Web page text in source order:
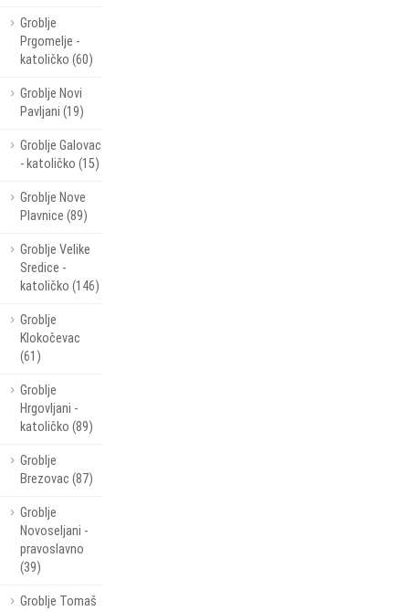
Groblje
Prgomelje -
katoličko (60)
Groblje Novi
Pavljani (19)
Groblje Galovac
- katoličko (15)
Groblje Nove
Plavnice (89)
Groblje Velike
Sredice -
katoličko (146)
Groblje
Klokočevac
(61)
Groblje
Hrgovljani -
katoličko (89)
Groblje
Brezovac (87)
Groblje
Novoseljani -
pravoslavno
(39)
Groblje Tomaš